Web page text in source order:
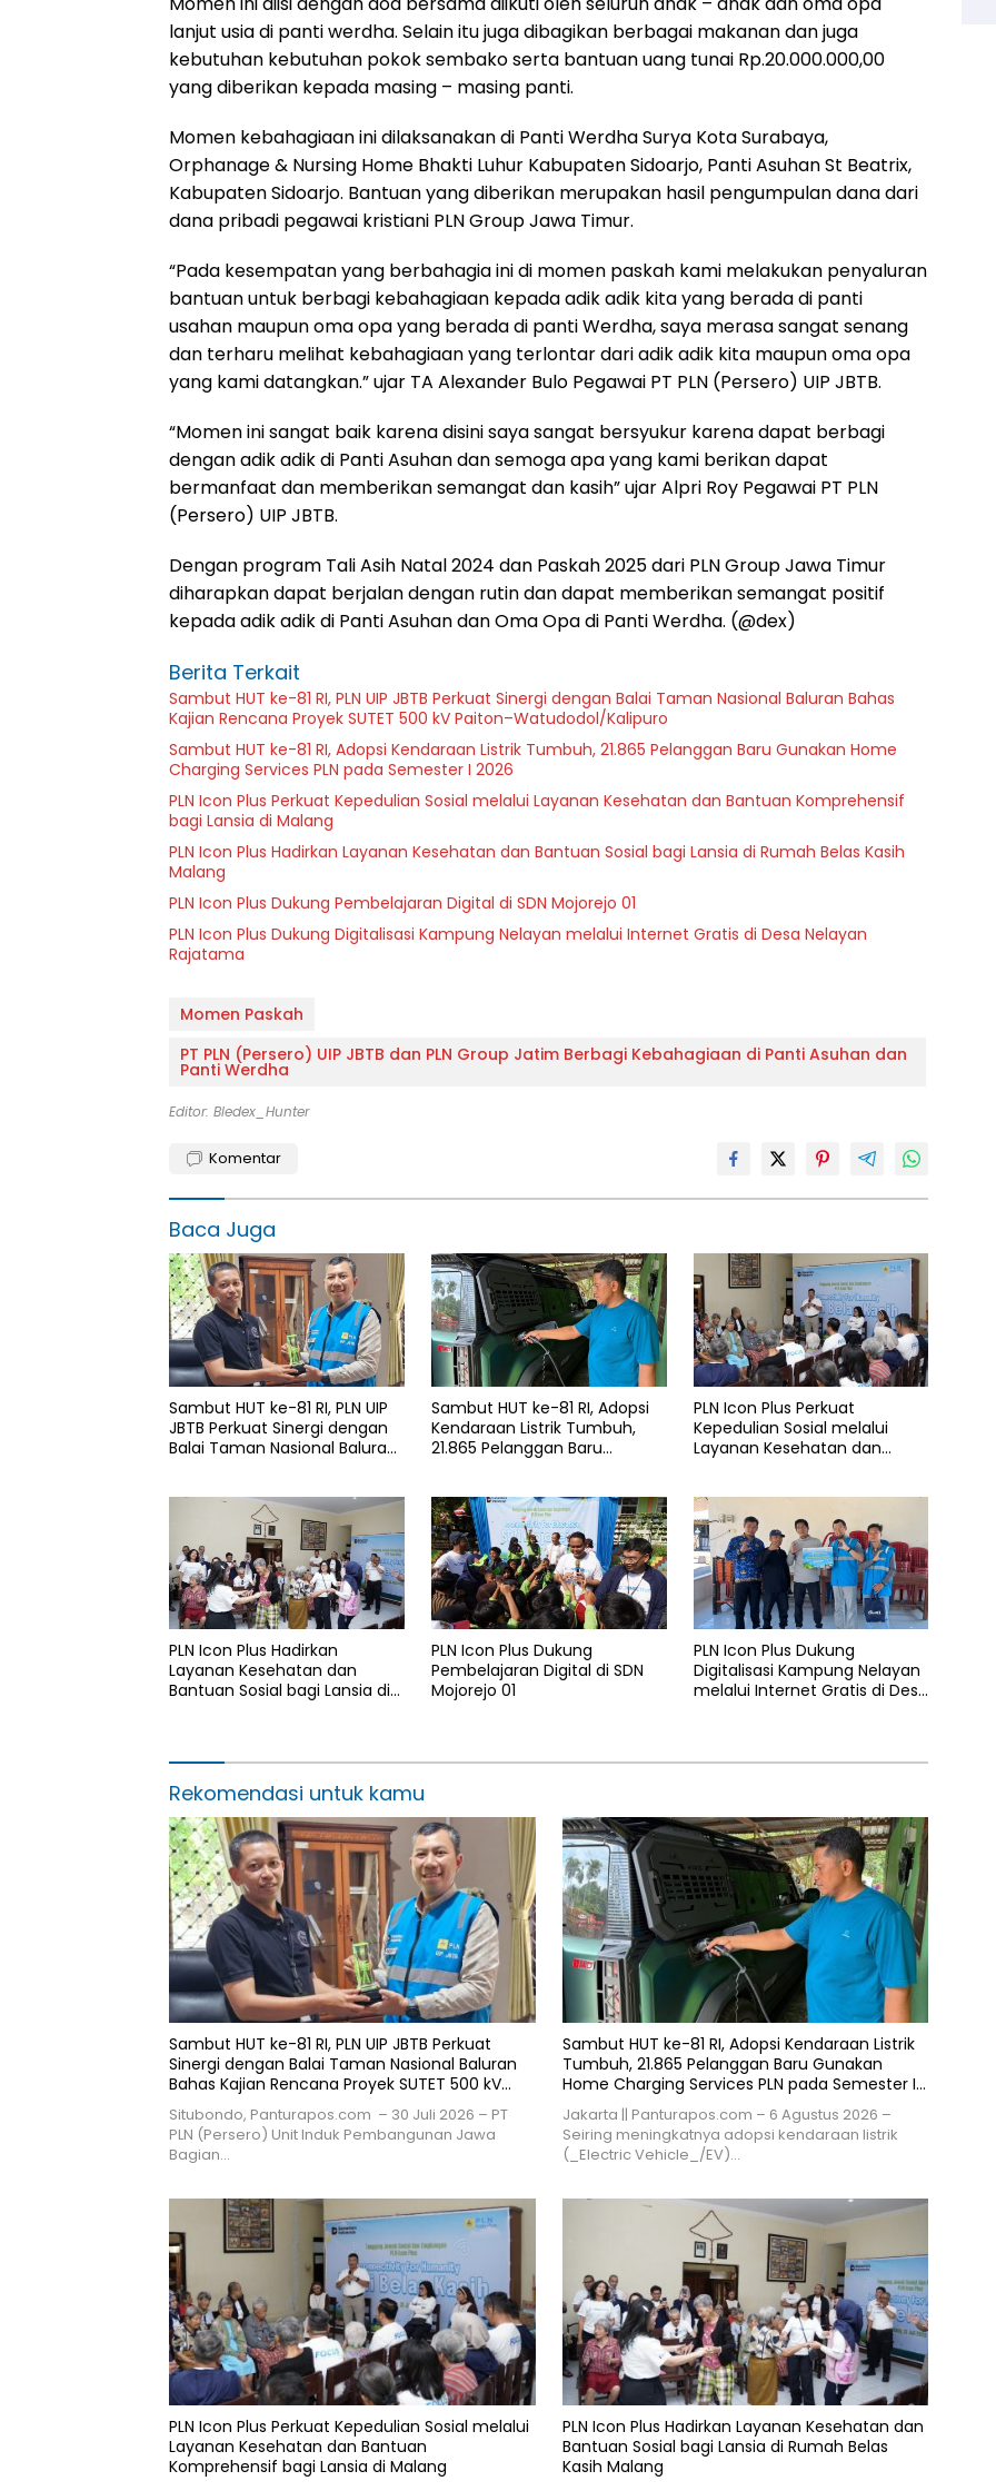
lanjut usia di panti werdha. Selain itu juga dibagikan berbagai makanan dan juga
kebutuhan kebutuhan pokok sembako serta bantuan uang tunai Rp.20.000.000,00
yang diberikan kepada masing – masing panti.
Momen kebahagiaan ini dilaksanakan di Panti Werdha Surya Kota Surabaya,
Orphanage & Nursing Home Bhakti Luhur Kabupaten Sidoarjo, Panti Asuhan St Beatrix,
Kabupaten Sidoarjo. Bantuan yang diberikan merupakan hasil pengumpulan dana dari
dana pribadi pegawai kristiani PLN Group Jawa Timur.
“Pada kesempatan yang berbahagia ini di momen paskah kami melakukan penyaluran
bantuan untuk berbagi kebahagiaan kepada adik adik kita yang berada di panti
usahan maupun oma opa yang berada di panti Werdha, saya merasa sangat senang
dan terharu melihat kebahagiaan yang terlontar dari adik adik kita maupun oma opa
yang kami datangkan.” ujar TA Alexander Bulo Pegawai PT PLN (Persero) UIP JBTB.
“Momen ini sangat baik karena disini saya sangat bersyukur karena dapat berbagi
dengan adik adik di Panti Asuhan dan semoga apa yang kami berikan dapat
bermanfaat dan memberikan semangat dan kasih” ujar Alpri Roy Pegawai PT PLN
(Persero) UIP JBTB.
Dengan program Tali Asih Natal 2024 dan Paskah 2025 dari PLN Group Jawa Timur
diharapkan dapat berjalan dengan rutin dan dapat memberikan semangat positif
kepada adik adik di Panti Asuhan dan Oma Opa di Panti Werdha. (@dex)
Berita Terkait
Sambut HUT ke-81 RI, PLN UIP JBTB Perkuat Sinergi dengan Balai Taman Nasional Baluran Bahas
Kajian Rencana Proyek SUTET 500 kV Paiton–Watudodol/Kalipuro
Sambut HUT ke-81 RI, Adopsi Kendaraan Listrik Tumbuh, 21.865 Pelanggan Baru Gunakan Home
Charging Services PLN pada Semester I 2026
PLN Icon Plus Perkuat Kepedulian Sosial melalui Layanan Kesehatan dan Bantuan Komprehensif
bagi Lansia di Malang
PLN Icon Plus Hadirkan Layanan Kesehatan dan Bantuan Sosial bagi Lansia di Rumah Belas Kasih
Malang
PLN Icon Plus Dukung Pembelajaran Digital di SDN Mojorejo 01
PLN Icon Plus Dukung Digitalisasi Kampung Nelayan melalui Internet Gratis di Desa Nelayan
Rajatama
Momen Paskah
PT PLN (Persero) UIP JBTB dan PLN Group Jatim Berbagi Kebahagiaan di Panti Asuhan dan
Panti Werdha
Editor: Bledex_Hunter
Komentar
Baca Juga
Sambut HUT ke-81 RI, PLN UIP
JBTB Perkuat Sinergi dengan
Balai Taman Nasional Baluran
Watudodol/Kalipuro
Sambut HUT ke-81 RI, Adopsi
Kendaraan Listrik Tumbuh,
21.865 Pelanggan Baru
2026
PLN Icon Plus Perkuat
Kepedulian Sosial melalui
Layanan Kesehatan dan
PLN Icon Plus Hadirkan
Layanan Kesehatan dan
Bantuan Sosial bagi Lansia di
PLN Icon Plus Dukung
Pembelajaran Digital di SDN
Mojorejo 01
PLN Icon Plus Dukung
Digitalisasi Kampung Nelayan
melalui Internet Gratis di Desa
Rekomendasi untuk kamu
Sambut HUT ke-81 RI, PLN UIP JBTB Perkuat
Sinergi dengan Balai Taman Nasional Baluran
Bahas Kajian Rencana Proyek SUTET 500 kV
Paiton–Watudodol/Kalipuro
Situbondo, Panturapos.com – 30 Juli 2026 – PT
PLN (Persero) Unit Induk Pembangunan Jawa
Bagian…
Sambut HUT ke-81 RI, Adopsi Kendaraan Listrik
Tumbuh, 21.865 Pelanggan Baru Gunakan
Home Charging Services PLN pada Semester I
2026
Jakarta || Panturapos.com – 6 Agustus 2026 –
Seiring meningkatnya adopsi kendaraan listrik
(_Electric Vehicle_/EV)…
PLN Icon Plus Perkuat Kepedulian Sosial melalui
Layanan Kesehatan dan Bantuan
Komprehensif bagi Lansia di Malang
PLN Icon Plus Hadirkan Layanan Kesehatan dan
Bantuan Sosial bagi Lansia di Rumah Belas
Kasih Malang